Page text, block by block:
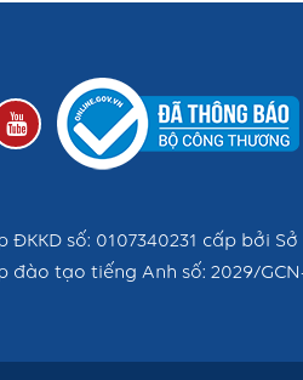
ĐKKD số: 0107340231 cấp bởi
đào tạo tiếng Anh số: 2029/